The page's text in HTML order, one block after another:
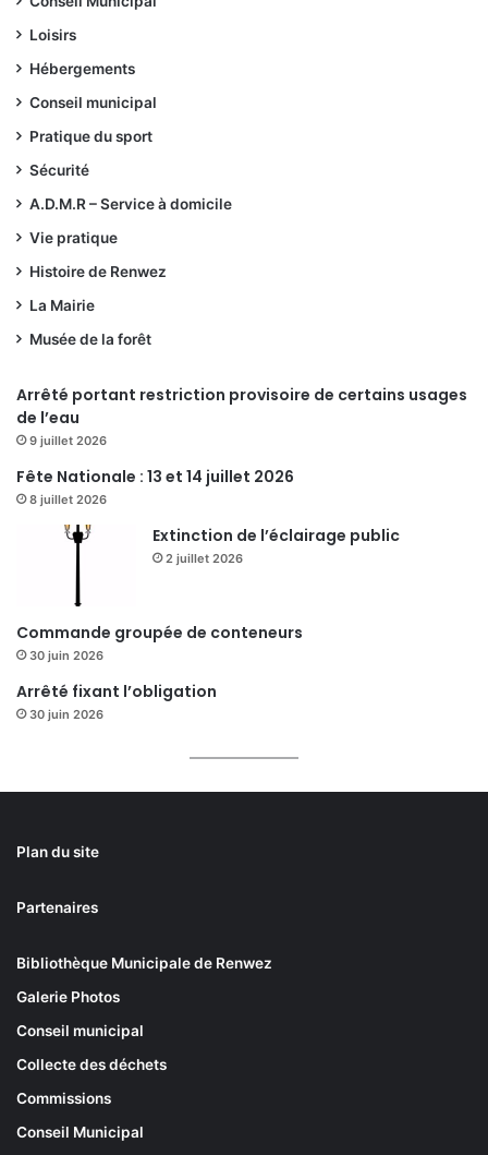
Loisirs
Hébergements
Conseil municipal
Pratique du sport
Sécurité
A.D.M.R – Service à domicile
Vie pratique
Histoire de Renwez
La Mairie
Musée de la forêt
Arrêté portant restriction provisoire de certains usages
de l’eau
9 juillet 2026
Fête Nationale : 13 et 14 juillet 2026
8 juillet 2026
Extinction de l’éclairage public
2 juillet 2026
Commande groupée de conteneurs
30 juin 2026
Arrêté fixant l’obligation
30 juin 2026
Plan du site
Partenaires
Bibliothèque Municipale de Renwez
Galerie Photos
Conseil municipal
Collecte des déchets
Commissions
Conseil Municipal